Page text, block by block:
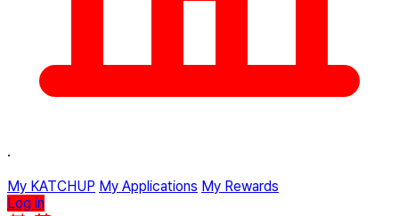
·
My KATCHUP My Applications My Rewards
Log in